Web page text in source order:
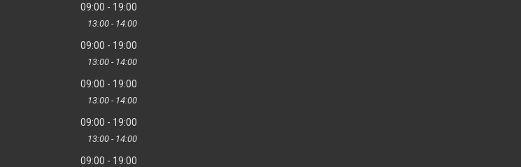
09:00 19:00
13:00 14:00
09:00 19:00
13:00 14:00
09:00 19:00
13:00 14:00
09:00 19:00
13:00 14:00
09:00 19:00